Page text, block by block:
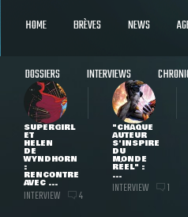
HOME BRÈVES NEWS
DOSSIERS INTERVIEWS
SUPERGIRL
ET
HELEN
DE
WYNDHORN
:
RENCONTRE
AVEC ...
INTERVIEW 4
"CHAQUE
AUTEUR
S'INSPIRE
DU
MONDE
RÉEL" :
...
INTERVIEW 1